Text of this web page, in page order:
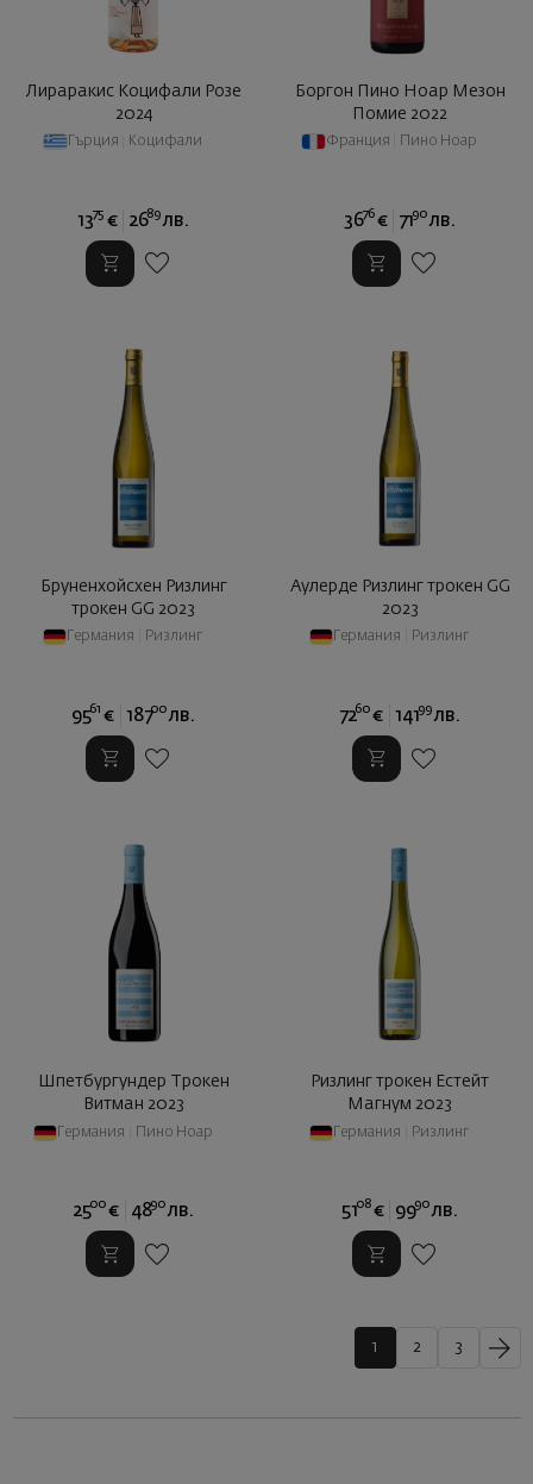
Лираракис Коцифали Розе
2024
Гърция Коцифали
1375 € 2689 лв.
Боргон Пино Ноар Meзон
Помие 2022
Франция Пино Ноар
3676 € 7190 лв.
Бруненхойсхен Ризлинг
трокен GG 2023
Германия Ризлинг
9561 € 18700 лв.
Аулерде Ризлинг трокен GG
2023
Германия Ризлинг
7260 € 14199 лв.
Шпетбургундер Трокен
Витман 2023
Германия Пино Ноар
2500 € 4890 лв.
Ризлинг трокен Естейт
Магнум 2023
Германия Ризлинг
5108 € 9990 лв.
1 2 3